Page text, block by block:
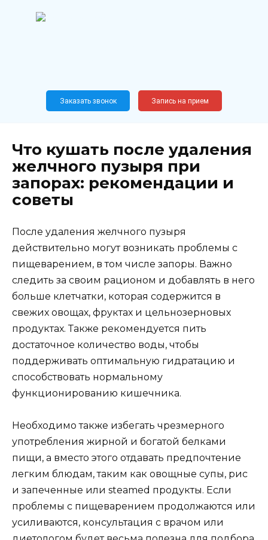
Новослободская, 62, к12
Заказать звонок Запись на прием
Что кушать после удаления
желчного пузыря при
запорах: рекомендации и
советы
После удаления желчного пузыря
действительно могут возникать проблемы с
пищеварением, в том числе запоры. Важно
следить за своим рационом и добавлять в него
больше клетчатки, которая содержится в
свежих овощах, фруктах и цельнозерновых
продуктах. Также рекомендуется пить
достаточное количество воды, чтобы
поддерживать оптимальную гидратацию и
способствовать нормальному
функционированию кишечника.
Необходимо также избегать чрезмерного
употребления жирной и богатой белками
пищи, а вместо этого отдавать предпочтение
легким блюдам, таким как овощные супы, рис
и запеченные или steamed продукты. Если
проблемы с пищеварением продолжаются или
усиливаются, консультация с врачом или